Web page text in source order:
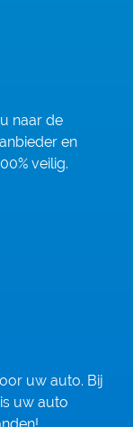
naar de
en
veilig.
uw auto. Bij
uw auto